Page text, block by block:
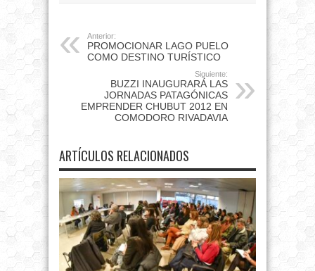
Anterior:
PROMOCIONAR LAGO PUELO
COMO DESTINO TURÍSTICO
Siguiente:
BUZZI INAUGURARÁ LAS
JORNADAS PATAGÓNICAS
EMPRENDER CHUBUT 2012 EN
COMODORO RIVADAVIA
ARTÍCULOS RELACIONADOS